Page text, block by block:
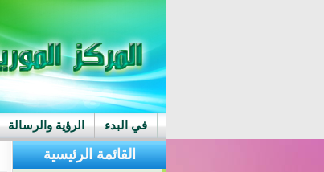
في البدء الرؤية والرسالة
القائمة الرئيسية